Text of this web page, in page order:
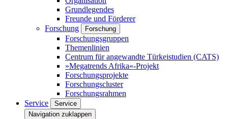
Grundlegendes
Freunde und Förderer
Forschung
Forschung
Forschungsgruppen
Themenlinien
Centrum für angewandte Türkeistudien (CATS)
»Megatrends Afrika«-Projekt
Forschungsprojekte
Forschungscluster
Forschungsrahmen
Service
Service
Navigation zuklappen